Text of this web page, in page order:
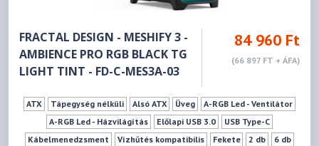
FRACTAL DESIGN - MESHIFY 3 -
AMBIENCE PRO RGB BLACK TG
LIGHT TINT - FD-C-MES3A-03
84 960 Ft
(66 897 FT + ÁFA)
ATX Tápegység nélküli Alsó ATX Üveg
A-RGB Led - Ventilátor
A-RGB Led - Házvilágítás
Előlapi USB 3.0
USB Type-C
Kábelmenedzsment
Vízhűtés kompatibilis Fekete 2 db
6 db